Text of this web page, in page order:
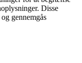
Disse
gennemgås